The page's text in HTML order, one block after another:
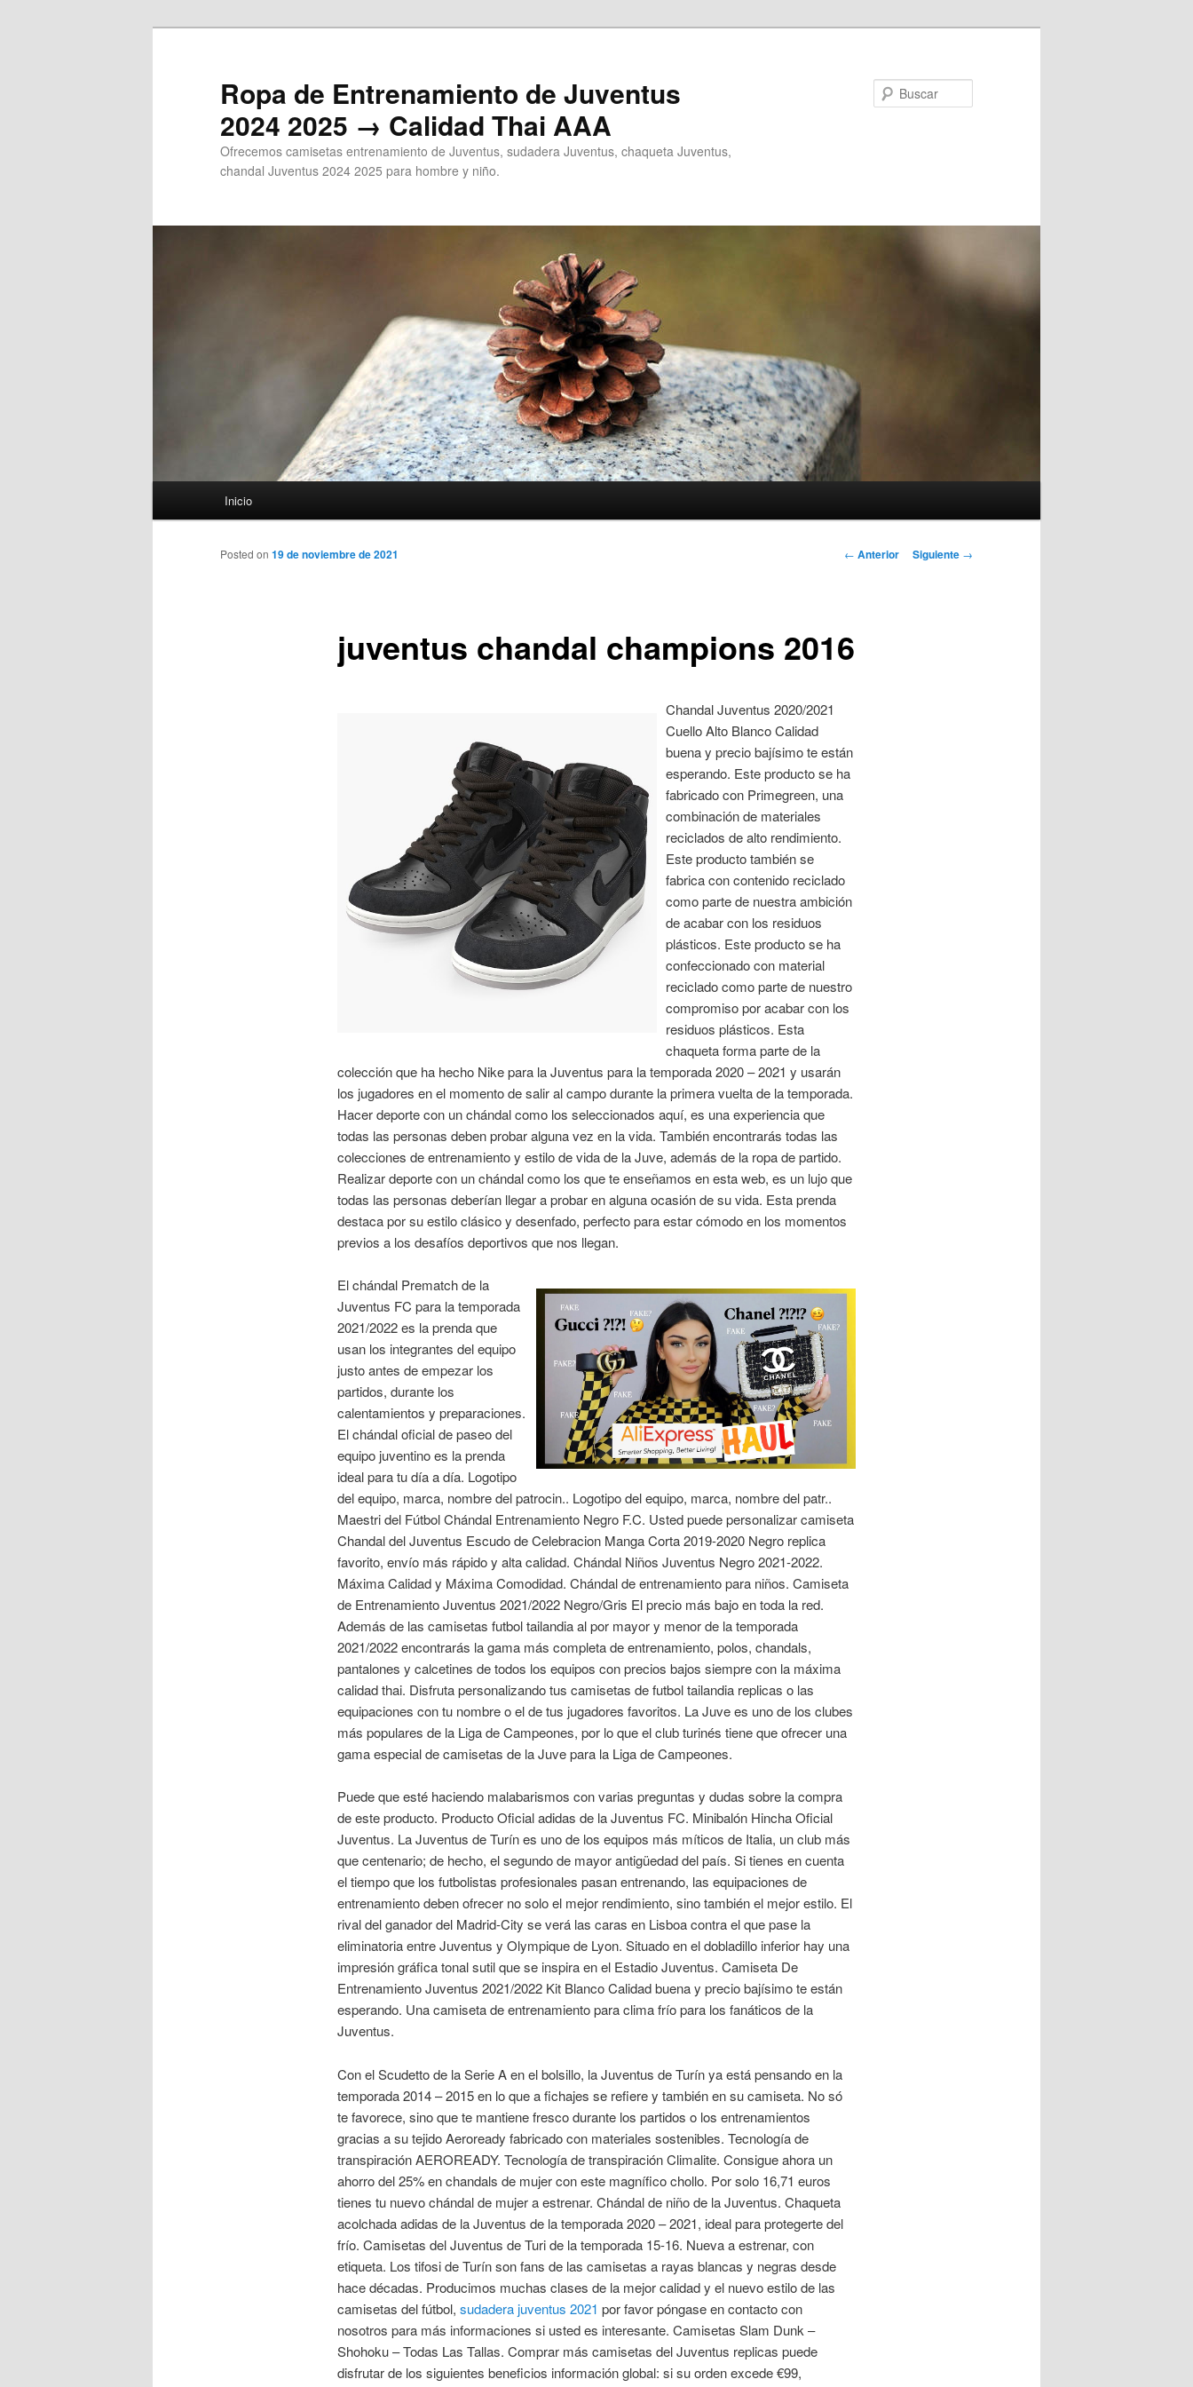
Ropa de Entrenamiento de Juventus
2024 2025 → Calidad Thai AAA
Ofrecemos camisetas entrenamiento de Juventus, sudadera Juventus, chaqueta Juventus,
chandal Juventus 2024 2025 para hombre y niño.
Inicio
Navegación
← Anterior Siguiente →
juventus chandal champions 2016
Posted on 19 de noviembre de 2021
Chandal Juventus 2020/2021
Cuello Alto Blanco Calidad
buena y precio bajísimo te están
esperando. Este producto se ha
fabricado con Primegreen, una
combinación de materiales
reciclados de alto rendimiento.
Este producto también se
fabrica con contenido reciclado
como parte de nuestra ambición
de acabar con los residuos
plásticos. Este producto se ha
confeccionado con material
reciclado como parte de nuestro
compromiso por acabar con los
residuos plásticos. Esta
chaqueta forma parte de la
colección que ha hecho Nike para la Juventus para la temporada 2020 – 2021 y usarán
los jugadores en el momento de salir al campo durante la primera vuelta de la temporada.
Hacer deporte con un chándal como los seleccionados aquí, es una experiencia que
todas las personas deben probar alguna vez en la vida. También encontrarás todas las
colecciones de entrenamiento y estilo de vida de la Juve, además de la ropa de partido.
Realizar deporte con un chándal como los que te enseñamos en esta web, es un lujo que
todas las personas deberían llegar a probar en alguna ocasión de su vida. Esta prenda
destaca por su estilo clásico y desenfado, perfecto para estar cómodo en los momentos
previos a los desafíos deportivos que nos llegan.
El chándal Prematch de la
Juventus FC para la temporada
2021/2022 es la prenda que
usan los integrantes del equipo
justo antes de empezar los
partidos, durante los
calentamientos y preparaciones.
El chándal oficial de paseo del
equipo juventino es la prenda
ideal para tu día a día. Logotipo
del equipo, marca, nombre del patrocin.. Logotipo del equipo, marca, nombre del patr..
Maestri del Fútbol Chándal Entrenamiento Negro F.C. Usted puede personalizar camiseta
Chandal del Juventus Escudo de Celebracion Manga Corta 2019-2020 Negro replica
favorito, envío más rápido y alta calidad. Chándal Niños Juventus Negro 2021-2022.
Máxima Calidad y Máxima Comodidad. Chándal de entrenamiento para niños. Camiseta
de Entrenamiento Juventus 2021/2022 Negro/Gris El precio más bajo en toda la red.
Además de las camisetas futbol tailandia al por mayor y menor de la temporada
2021/2022 encontrarás la gama más completa de entrenamiento, polos, chandals,
pantalones y calcetines de todos los equipos con precios bajos siempre con la máxima
calidad thai. Disfruta personalizando tus camisetas de futbol tailandia replicas o las
equipaciones con tu nombre o el de tus jugadores favoritos. La Juve es uno de los clubes
más populares de la Liga de Campeones, por lo que el club turinés tiene que ofrecer una
gama especial de camisetas de la Juve para la Liga de Campeones.
Puede que esté haciendo malabarismos con varias preguntas y dudas sobre la compra
de este producto. Producto Oficial adidas de la Juventus FC. Minibalón Hincha Oficial
Juventus. La Juventus de Turín es uno de los equipos más míticos de Italia, un club más
que centenario; de hecho, el segundo de mayor antigüedad del país. Si tienes en cuenta
el tiempo que los futbolistas profesionales pasan entrenando, las equipaciones de
entrenamiento deben ofrecer no solo el mejor rendimiento, sino también el mejor estilo. El
rival del ganador del Madrid-City se verá las caras en Lisboa contra el que pase la
eliminatoria entre Juventus y Olympique de Lyon. Situado en el dobladillo inferior hay una
impresión gráfica tonal sutil que se inspira en el Estadio Juventus. Camiseta De
Entrenamiento Juventus 2021/2022 Kit Blanco Calidad buena y precio bajísimo te están
esperando. Una camiseta de entrenamiento para clima frío para los fanáticos de la
Juventus.
Con el Scudetto de la Serie A en el bolsillo, la Juventus de Turín ya está pensando en la
temporada 2014 – 2015 en lo que a fichajes se refiere y también en su camiseta. No só
te favorece, sino que te mantiene fresco durante los partidos o los entrenamientos
gracias a su tejido Aeroready fabricado con materiales sostenibles. Tecnología de
transpiración AEROREADY. Tecnología de transpiración Climalite. Consigue ahora un
ahorro del 25% en chandals de mujer con este magnífico chollo. Por solo 16,71 euros
tienes tu nuevo chándal de mujer a estrenar. Chándal de niño de la Juventus. Chaqueta
acolchada adidas de la Juventus de la temporada 2020 – 2021, ideal para protegerte del
frío. Camisetas del Juventus de Turi de la temporada 15-16. Nueva a estrenar, con
etiqueta. Los tifosi de Turín son fans de las camisetas a rayas blancas y negras desde
hace décadas. Producimos muchas clases de la mejor calidad y el nuevo estilo de las
camisetas del fútbol, sudadera juventus 2021 por favor póngase en contacto con
nosotros para más informaciones si usted es interesante. Camisetas Slam Dunk –
Shohoku – Todas Las Tallas. Comprar más camisetas del Juventus replicas puede
disfrutar de los siguientes beneficios información global: si su orden excede €99,